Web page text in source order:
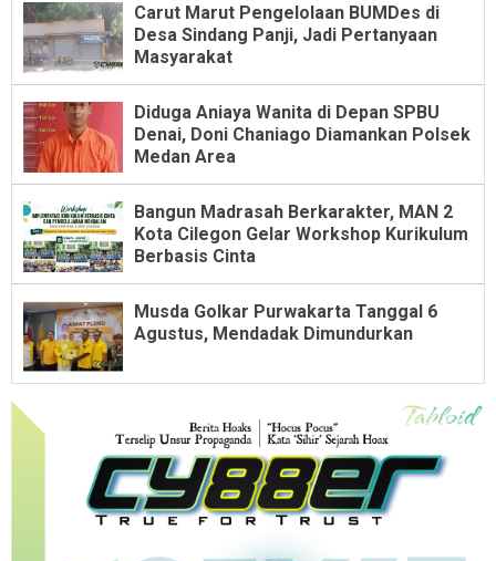
Carut Marut Pengelolaan BUMDes di
Desa Sindang Panji, Jadi Pertanyaan
Masyarakat
Diduga Aniaya Wanita di Depan SPBU
Denai, Doni Chaniago Diamankan Polsek
Medan Area
Bangun Madrasah Berkarakter, MAN 2
Kota Cilegon Gelar Workshop Kurikulum
Berbasis Cinta
Musda Golkar Purwakarta Tanggal 6
Agustus, Mendadak Dimundurkan